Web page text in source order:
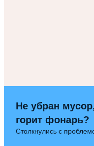
Не убран
горит фонарь?
Столкнулись с